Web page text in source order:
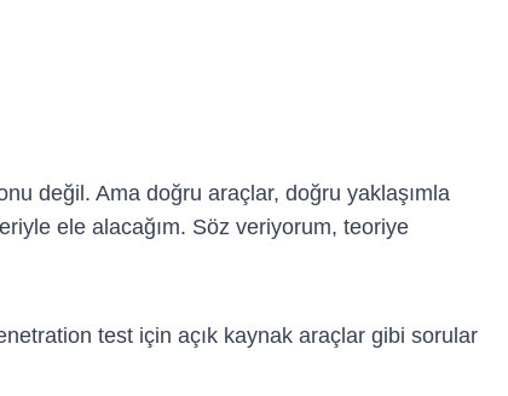
değil. Ama doğru araçlar, doğru yaklaşımla
ele alacağım. Söz veriyorum, teoriye
test için açık kaynak araçlar gibi sorular